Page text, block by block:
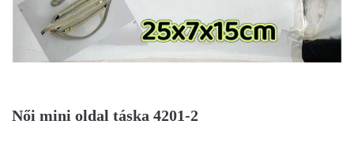
Női mini oldal táska 4201-2